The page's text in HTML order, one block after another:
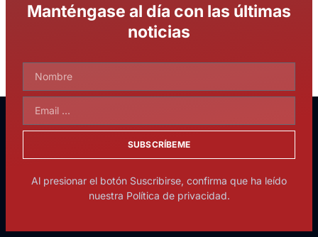
Manténgase al día con las últimas
noticias
SUBSCRÍBEME
Al presionar el botón Suscribirse, confirma que ha leído
nuestra Política de privacidad.